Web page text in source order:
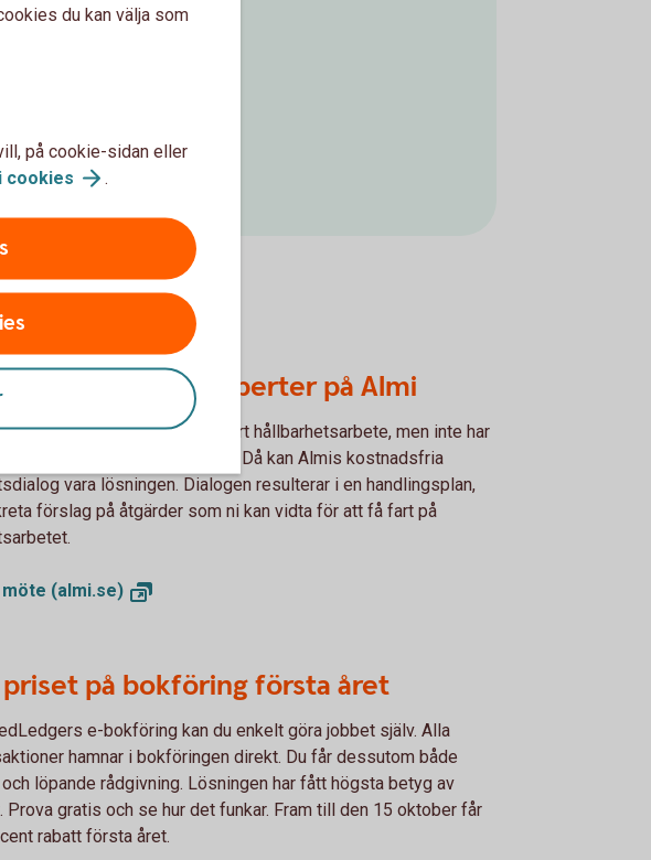
med experter på Almi
hjälp att komma vidare med ert hållbarhetsarbete, men inte har
att anlita hållbarhetskonsulter? Då kan Almis kostnadsfria
vara lösningen. Dialogen resulterar i en handlingsplan,
förslag på åtgärder som ni kan vidta för att få fart på
(almi.se)
priset på bokföring första året
e-bokföring kan du enkelt göra jobbet själv. Alla
hamnar i bokföringen direkt. Du får dessutom både
löpande rådgivning. Lösningen har fått högsta betyg av
Prova gratis och se hur det funkar. Fram till den 15 oktober får
rabatt första året.
du kan välja som
på cookie-sidan eller
cookies .